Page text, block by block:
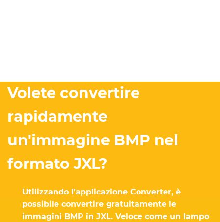
Volete convertire
rapidamente
un'immagine BMP nel
formato JXL?
Utilizzando l'applicazione Converter, è
possibile convertire gratuitamente le
immagini BMP in JXL. Veloce come un lampo